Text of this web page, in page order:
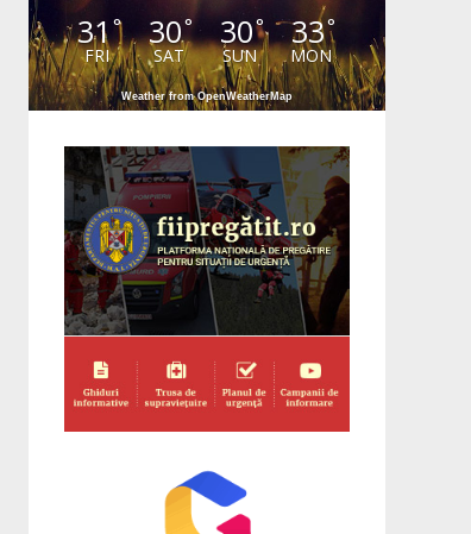
31°
FRI
30°
SAT
30°
SUN
33°
MON
Weather from OpenWeatherMap